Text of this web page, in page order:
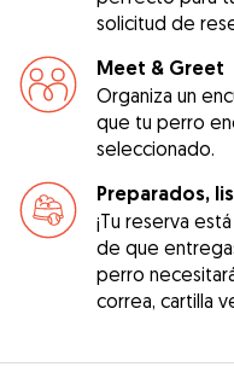
solicitud de
Meet & Greet
Organiza un
que tu perro
seleccionado.
Preparados,
¡Tu reserva
de que
perro
correa, cartilla